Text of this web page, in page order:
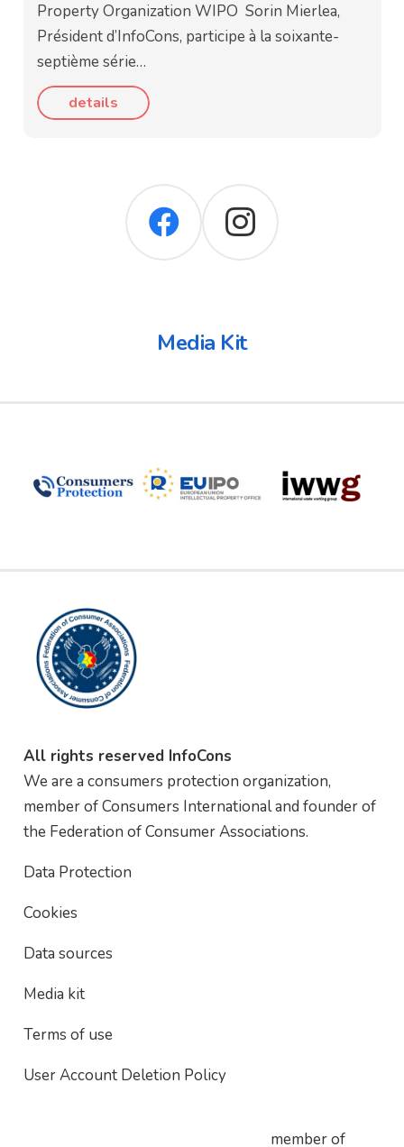
Property Organization WIPO Sorin Mierlea,
Président d’InfoCons, participe à la soixante-
septième série…
details
Media Kit
All rights reserved InfoCons
We are a consumers protection organization,
member of Consumers International and founder of
the Federation of Consumer Associations.
Data Protection
Cookies
Data sources
Media kit
Terms of use
User Account Deletion Policy
member of